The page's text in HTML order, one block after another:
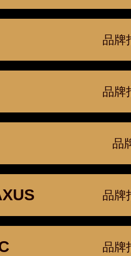
品牌
品牌
品
品牌
品牌